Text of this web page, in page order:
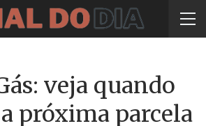
veja quando
próxima parcela